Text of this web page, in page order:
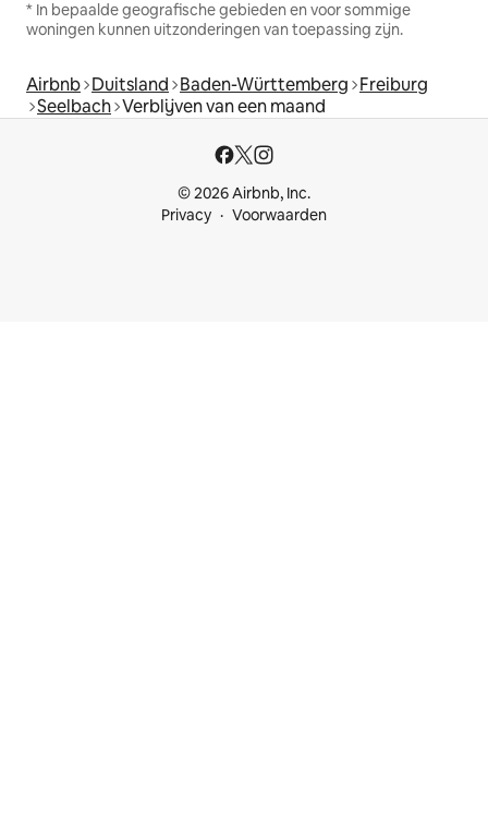
* In bepaalde geografische gebieden en voor sommige
woningen kunnen uitzonderingen van toepassing zijn.
Airbnb Duitsland Baden-Württemberg Freiburg
Seelbach Verblijven van een maand
© 2026 Airbnb, Inc.
Privacy
Voorwaarden